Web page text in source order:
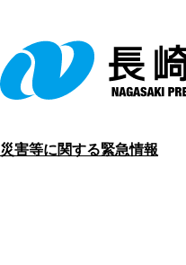
災害等に関する緊急情報